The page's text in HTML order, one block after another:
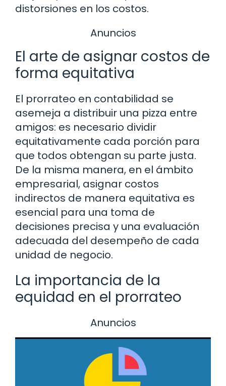
distorsiones en los costos.
Anuncios
El arte de asignar costos de
forma equitativa
El prorrateo en contabilidad se
asemeja a distribuir una pizza entre
amigos: es necesario dividir
equitativamente cada porción para
que todos obtengan su parte justa.
De la misma manera, en el ámbito
empresarial, asignar costos
indirectos de manera equitativa es
esencial para una toma de
decisiones precisa y una evaluación
adecuada del desempeño de cada
unidad de negocio.
La importancia de la
equidad en el prorrateo
Anuncios